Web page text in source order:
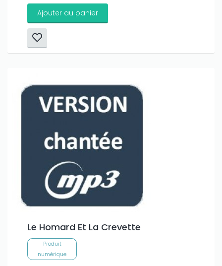
Ajouter au panier
Le Homard Et La Crevette
Produit
numérique